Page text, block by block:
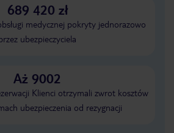
689 420 zł
medycznej pokryty jednorazowo
ubezpieczyciela
Aż 9002
Klienci otrzymali zwrot kosztów
ubezpieczenia od rezygnacji